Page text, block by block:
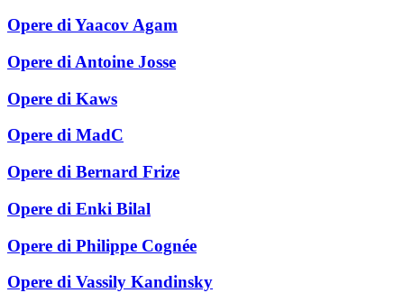
Opere di Yaacov Agam
Opere di Antoine Josse
Opere di Kaws
Opere di MadC
Opere di Bernard Frize
Opere di Enki Bilal
Opere di Philippe Cognée
Opere di Vassily Kandinsky